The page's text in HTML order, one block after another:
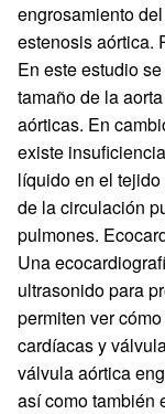
engrosamiento
estenosis aórtica.
En este estudio
tamaño de la
aórticas. En
existe
líquido en el
de la circulación
pulmones.
Una
ultrasonido para
permiten ver
cardíacas y
válvula aórtica
así como también